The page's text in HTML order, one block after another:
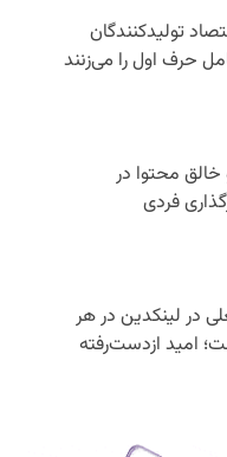
تولیدکنندگان
حرف اول را می‌زنند
خالق محتوا در
فردی
در لینکدین در هر
امید ازدست‌رفته